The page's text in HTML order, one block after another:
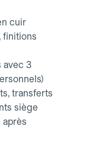
cuir
finitions
avec 3
transferts
siège
après